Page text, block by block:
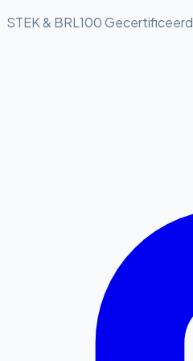
STEK & BRL100 Gecertificeerd